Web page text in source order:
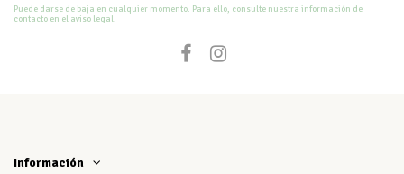
Puede darse de baja en cualquier momento. Para ello, consulte nuestra información de
contacto en el aviso legal.
Información